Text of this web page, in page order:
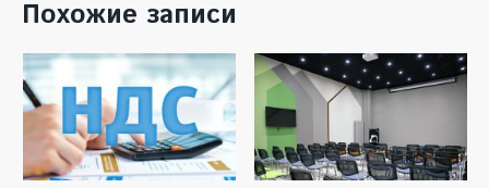
Похожие записи